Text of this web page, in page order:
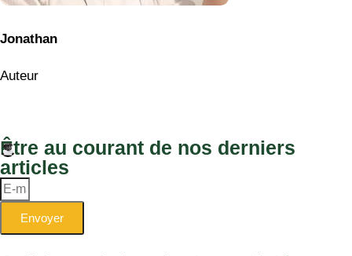
Jonathan
Auteur
Être au courant de nos derniers
articles
Envoyer